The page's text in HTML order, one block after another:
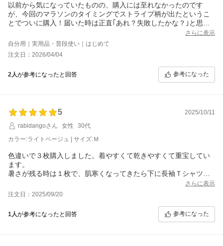
以前から気になっていたものの、購入には至れなかったのです
が、今回のマラソンのタイミングでストライプ柄が出たというこ
とでついに購入！届いた時は正直｢あれ？失敗したかな？｣と思い
ましたが、着てみたらサラッとしていて着やすく、夏の暑い日で
も快適に着られそうで、しかもちゃんと可愛いです！さすが有名
なブロガーさんとのコラボ商品！沢山着たいと思います！
さらに表示
自分用｜実用品・普段使い｜はじめて
注文日：2026/04/04
2人が参考になったと回答 参考になった
5
2025/10/11
rabidangoさん
女性
30代
カラー:ライトベージュ | サイズ:Ｍ
色違いで３枚購入しました。着やすくて乾きやすくて重宝してい
ます。
暑さが残る時は１枚で、肌寒くなってきたら下に長袖Ｔシャツを
ブルベなのでライトベージュは挑戦でしたが、他の方のレビュー
で「ブルベ夏でもいける」とありましたので購入。結果黄みが強
くなくとても良かったです！(書いてくださった方、ありがとうご
ざいます)
さらに表示
注文日：2025/09/20
1人が参考になったと回答 参考になった